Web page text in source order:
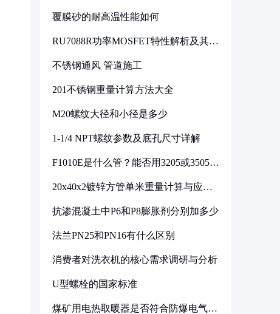
覆膜砂的耐高温性能如何
RU7088R功率MOSFET特性解析及其在
不锈钢通风 管道施工
201不锈钢重量计算方法大全
M20螺纹大径和小径是多少
1-1/4 NPT螺纹参数及底孔尺寸详解
F1010E是什么管？能否用3205或3505代
20x40x2镀锌方管单米重量计算与应用
抗渗混凝土中P6和P8膨胀剂分别加多少
法兰PN25和PN16有什么区别
消费者对洗衣机的核心需求调研与分析
U型螺栓的国家标准
煤矿用电热取暖器是否符合防爆电气设